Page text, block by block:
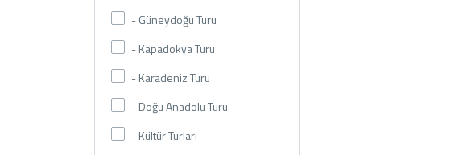
- Güneydoğu Turu
- Kapadokya Turu
- Karadeniz Turu
- Doğu Anadolu Turu
- Kültür Turları